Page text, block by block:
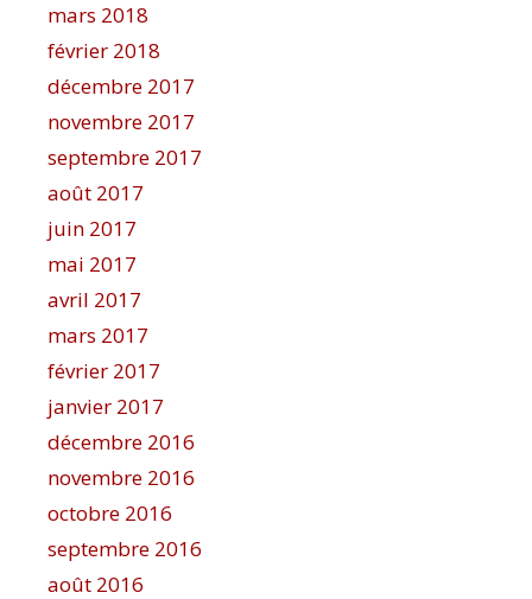
mars 2018
février 2018
décembre 2017
novembre 2017
septembre 2017
août 2017
juin 2017
mai 2017
avril 2017
mars 2017
février 2017
janvier 2017
décembre 2016
novembre 2016
octobre 2016
septembre 2016
août 2016